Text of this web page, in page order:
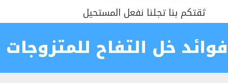
ثقتكم بنا تجلنا نفعل المستحيل
فوائد خل التفاح للمتزوجات